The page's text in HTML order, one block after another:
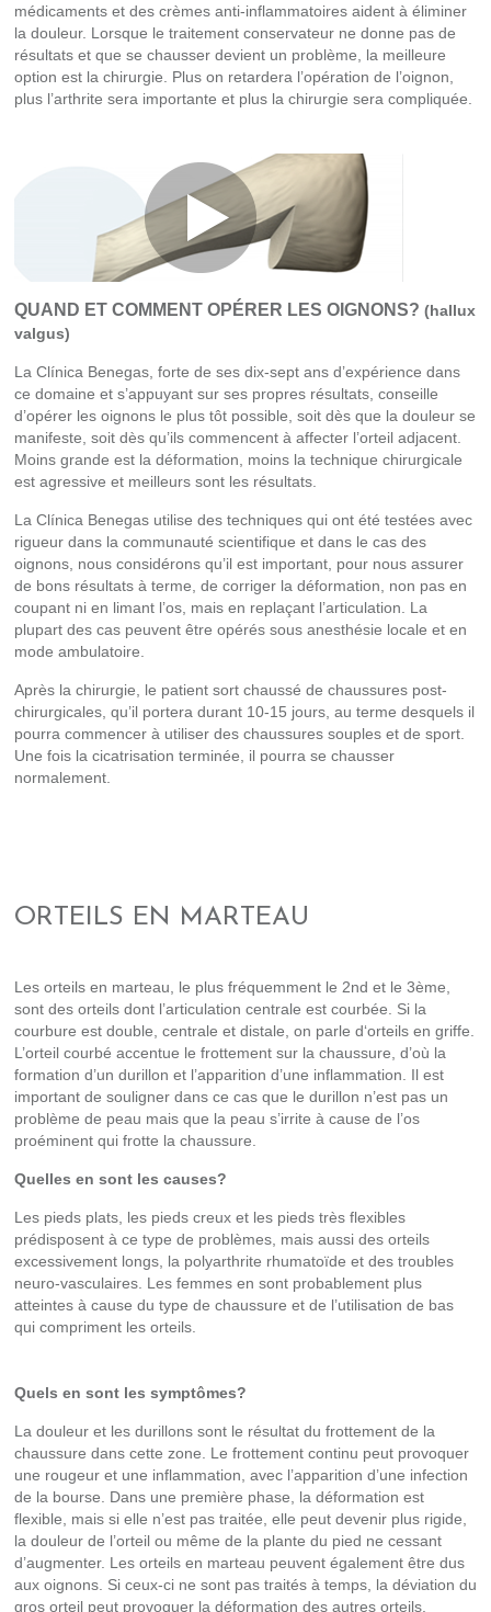
médicaments et des crèmes anti-inflammatoires aident à éliminer
la douleur. Lorsque le traitement conservateur ne donne pas de
résultats et que se chausser devient un problème, la meilleure
option est la chirurgie. Plus on retardera l’opération de l’oignon,
plus l’arthrite sera importante et plus la chirurgie sera compliquée.
QUAND ET COMMENT OPÉRER LES OIGNONS? (hallux
valgus)
La Clínica Benegas, forte de ses dix-sept ans d’expérience dans
ce domaine et s’appuyant sur ses propres résultats, conseille
d’opérer les oignons le plus tôt possible, soit dès que la douleur se
manifeste, soit dès qu’ils commencent à affecter l’orteil adjacent.
Moins grande est la déformation, moins la technique chirurgicale
est agressive et meilleurs sont les résultats.
La Clínica Benegas utilise des techniques qui ont été testées avec
rigueur dans la communauté scientifique et dans le cas des
oignons, nous considérons qu’il est important, pour nous assurer
de bons résultats à terme, de corriger la déformation, non pas en
coupant ni en limant l’os, mais en replaçant l’articulation. La
plupart des cas peuvent être opérés sous anesthésie locale et en
mode ambulatoire.
Après la chirurgie, le patient sort chaussé de chaussures post-
chirurgicales, qu’il portera durant 10-15 jours, au terme desquels il
pourra commencer à utiliser des chaussures souples et de sport.
Une fois la cicatrisation terminée, il pourra se chausser
normalement.
ORTEILS EN MARTEAU
Les orteils en marteau, le plus fréquemment le 2nd et le 3ème,
sont des orteils dont l’articulation centrale est courbée. Si la
courbure est double, centrale et distale, on parle d‘orteils en griffe.
L’orteil courbé accentue le frottement sur la chaussure, d’où la
formation d’un durillon et l’apparition d’une inflammation. Il est
important de souligner dans ce cas que le durillon n’est pas un
problème de peau mais que la peau s’irrite à cause de l’os
proéminent qui frotte la chaussure.
Quelles en sont les causes?
Les pieds plats, les pieds creux et les pieds très flexibles
prédisposent à ce type de problèmes, mais aussi des orteils
excessivement longs, la polyarthrite rhumatoïde et des troubles
neuro-vasculaires. Les femmes en sont probablement plus
atteintes à cause du type de chaussure et de l’utilisation de bas
qui compriment les orteils.
Quels en sont les symptômes?
La douleur et les durillons sont le résultat du frottement de la
chaussure dans cette zone. Le frottement continu peut provoquer
une rougeur et une inflammation, avec l’apparition d’une infection
de la bourse. Dans une première phase, la déformation est
flexible, mais si elle n’est pas traitée, elle peut devenir plus rigide,
la douleur de l’orteil ou même de la plante du pied ne cessant
d’augmenter. Les orteils en marteau peuvent également être dus
aux oignons. Si ceux-ci ne sont pas traités à temps, la déviation du
gros orteil peut provoquer la déformation des autres orteils.